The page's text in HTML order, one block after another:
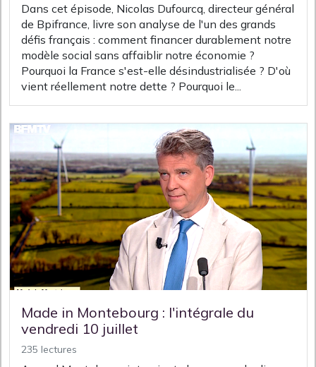
Dans cet épisode, Nicolas Dufourcq, directeur général
de Bpifrance, livre son analyse de l'un des grands
défis français : comment financer durablement notre
modèle social sans affaiblir notre économie ?
Pourquoi la France s'est-elle désindustrialisée ? D'où
vient réellement notre dette ? Pourquoi le...
Made in Montebourg : l'intégrale du
vendredi 10 juillet
235 lectures